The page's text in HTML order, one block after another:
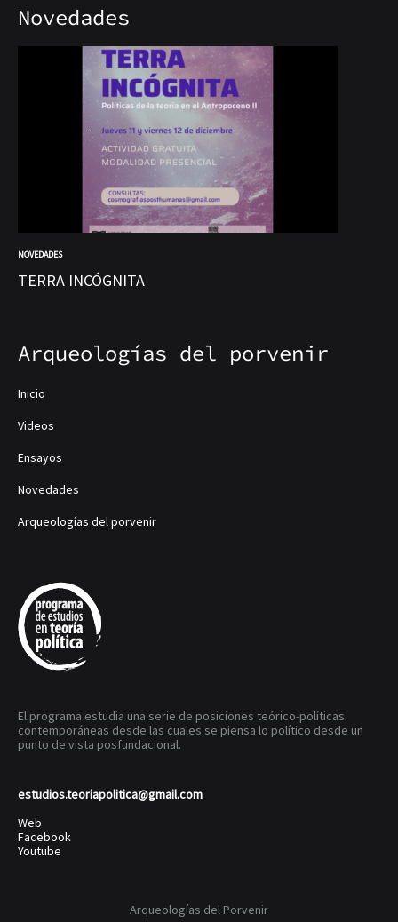
Novedades
NOVEDADES
TERRA INCÓGNITA
Arqueologías del porvenir
Inicio
Videos
Ensayos
Novedades
Arqueologías del porvenir
El programa estudia una serie de posiciones teórico-políticas
contemporáneas desde las cuales se piensa lo político desde un
punto de vista posfundacional.
estudios.teoriapolitica@gmail.com
Web
Facebook
Youtube
Arqueologías del Porvenir